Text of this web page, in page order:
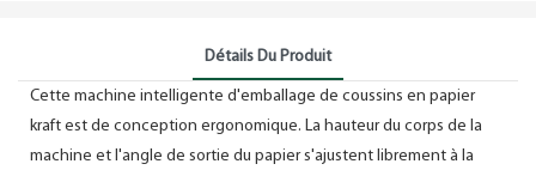
Détails Du Produit
Cette machine intelligente d'emballage de coussins en papier
kraft est de conception ergonomique. La hauteur du corps de la
machine et l'angle de sortie du papier s'ajustent librement à la